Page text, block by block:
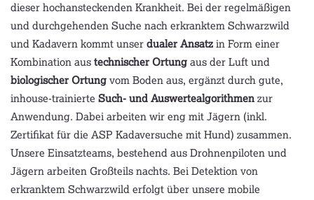
dieser hochansteckenden Krankheit. Bei der regelmäßigen
und durchgehenden Suche nach erkranktem Schwarzwild
und Kadavern kommt unser dualer Ansatz in Form einer
Kombination aus technischer Ortung aus der Luft und
biologischer Ortung vom Boden aus, ergänzt durch gute,
inhouse-trainierte Such- und Auswertealgorithmen zur
Anwendung. Dabei arbeiten wir eng mit Jägern (inkl.
Zertifikat für die ASP Kadaversuche mit Hund) zusammen.
Unsere Einsatzteams, bestehend aus Drohnenpiloten und
Jägern arbeiten Großteils nachts. Bei Detektion von
erkranktem Schwarzwild erfolgt über unsere mobile